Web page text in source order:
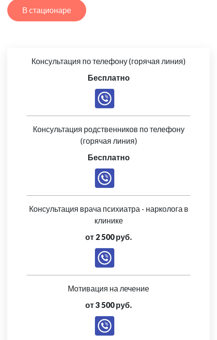
В стационаре
Консультация по телефону (горячая линия)
Бесплатно
Консультация родственников по телефону
(горячая линия)
Бесплатно
Консультация врача психиатра - нарколога в
клинике
от 2 500 руб.
Мотивация на лечение
от 3 500 руб.